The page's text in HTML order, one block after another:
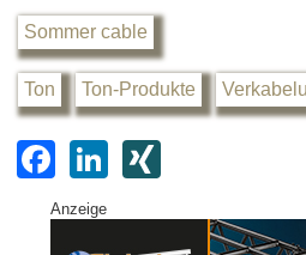
Sommer cable
Ton Ton-Produkte
F
a
c
Li
k
G
Anzeige